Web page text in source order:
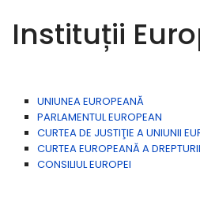
Instituții
UNIUNEA EUROPEANĂ
PARLAMENTUL EUROPEAN
CURTEA DE JUSTIŢIE A UNIUNII
CURTEA EUROPEANĂ A
CONSILIUL EUROPEI